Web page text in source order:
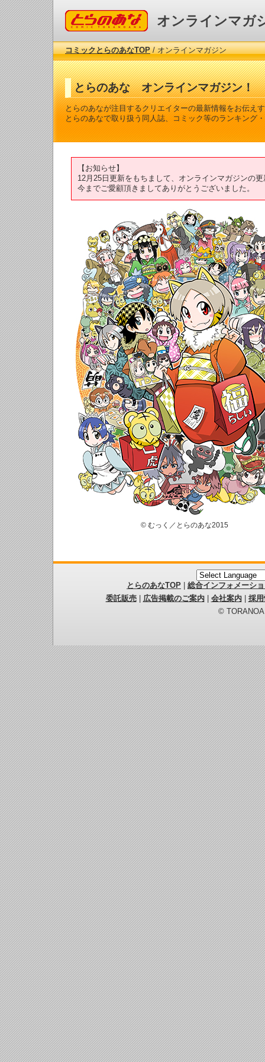
コミックとらのあな オンラインマガ
コミックとらのあなTOP/ オンラインマガジン
とらのあな オンラインマガジン！
とらのあなが注目するクリエイターの最新情報をお伝え
とらのあなで取り扱う同人誌、コミック等のランキング
【お知らせ】
12月25日更新をもちまして、オンラインマガジンの
今までご愛顧頂きましてありがとうございました。
© むっく／とらのあな2015
とらのあなTOP
総合インフォメーシ
委託販売| 広告掲載のご案内| 会社案内| 採
©